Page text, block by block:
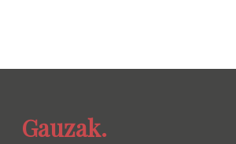
Gauzak.